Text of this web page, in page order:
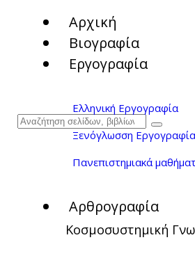
Αρχική
Βιογραφία
Εργογραφία
Ελληνική Εργογραφία
Ξενόγλωσση
Πανεπιστημιακά
Αρθρογραφία
Κοσμοσυστημική